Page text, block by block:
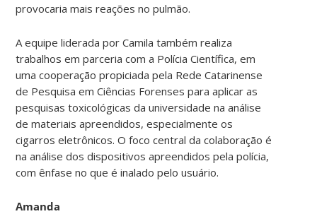
provocaria mais reações no pulmão.
A equipe liderada por Camila também realiza
trabalhos em parceria com a Polícia Científica, em
uma cooperação propiciada pela Rede Catarinense
de Pesquisa em Ciências Forenses para aplicar as
pesquisas toxicológicas da universidade na análise
de materiais apreendidos, especialmente os
cigarros eletrônicos. O foco central da colaboração é
na análise dos dispositivos apreendidos pela polícia,
com ênfase no que é inalado pelo usuário.
Amanda